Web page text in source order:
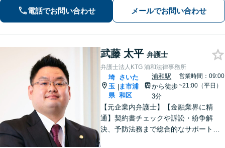
も承ります。リーズナブルな料金体系
をご提供しています。
電話でお問い合わせ メールでお問い合わせ
武藤 太平 弁護士
弁護士法人KTG 浦和法律事務所
埼
玉
県
|
さいた
ま市浦
和区
浦和駅
から徒歩
3分
営業時間：09:00
~21:00（平日）
【元企業内弁護士】【金融業界に精
通】契約書チェックや訴訟・紛争解
決、予防法務まで総合的なサポートが